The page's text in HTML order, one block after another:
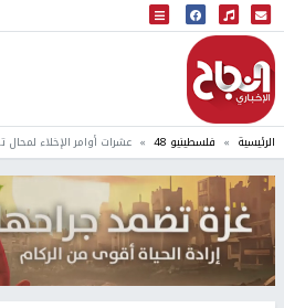
البث المباشر
إذاعة النجاح
الرئيسية فلسطينيو 48 عشرات أوامر الإخلاء